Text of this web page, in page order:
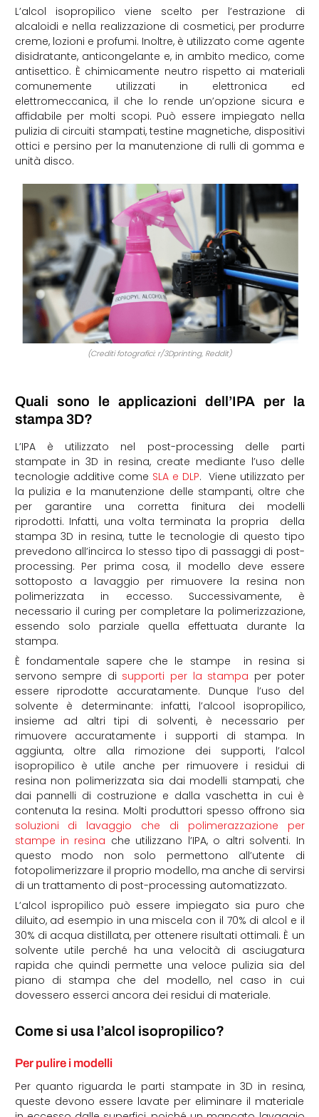
L’alcol isopropilico viene scelto per l’estrazione di
alcaloidi e nella realizzazione di cosmetici, per produrre
creme, lozioni e profumi. Inoltre, è utilizzato come agente
disidratante, anticongelante e, in ambito medico, come
antisettico. È chimicamente neutro rispetto ai materiali
comunemente utilizzati in elettronica ed
elettromeccanica, il che lo rende un’opzione sicura e
affidabile per molti scopi. Può essere impiegato nella
pulizia di circuiti stampati, testine magnetiche, dispositivi
ottici e persino per la manutenzione di rulli di gomma e
unità disco.
(Crediti fotografici: r/3Dprinting, Reddit)
Quali sono le applicazioni dell’IPA per la
stampa 3D?
L’IPA è utilizzato nel post-processing delle parti
stampate in 3D in resina, create mediante l’uso delle
tecnologie additive come SLA e DLP. Viene utilizzato per
la pulizia e la manutenzione delle stampanti, oltre che
per garantire una corretta finitura dei modelli
riprodotti. Infatti, una volta terminata la propria della
stampa 3D in resina, tutte le tecnologie di questo tipo
prevedono all’incirca lo stesso tipo di passaggi di post-
processing. Per prima cosa, il modello deve essere
sottoposto a lavaggio per rimuovere la resina non
polimerizzata in eccesso. Successivamente, è
necessario il curing per completare la polimerizzazione,
essendo solo parziale quella effettuata durante la
stampa.
È fondamentale sapere che le stampe in resina si
servono sempre di supporti per la stampa per poter
essere riprodotte accuratamente. Dunque l’uso del
solvente è determinante: infatti, l’alcool isopropilico,
insieme ad altri tipi di solventi, è necessario per
rimuovere accuratamente i supporti di stampa. In
aggiunta, oltre alla rimozione dei supporti, l’alcol
isopropilico è utile anche per rimuovere i residui di
resina non polimerizzata sia dai modelli stampati, che
dai pannelli di costruzione e dalla vaschetta in cui è
contenuta la resina. Molti produttori spesso offrono sia
soluzioni di lavaggio che di polimerazzazione per
stampe in resina che utilizzano l’IPA, o altri solventi. In
questo modo non solo permettono all’utente di
fotopolimerizzare il proprio modello, ma anche di servirsi
di un trattamento di post-processing automatizzato.
L’alcol ispropilico può essere impiegato sia puro che
diluito, ad esempio in una miscela con il 70% di alcol e il
30% di acqua distillata, per ottenere risultati ottimali. È un
solvente utile perché ha una velocità di asciugatura
rapida che quindi permette una veloce pulizia sia del
piano di stampa che del modello, nel caso in cui
dovessero esserci ancora dei residui di materiale.
Come si usa l’alcol isopropilico?
Per pulire i modelli
Per quanto riguarda le parti stampate in 3D in resina,
queste devono essere lavate per eliminare il materiale